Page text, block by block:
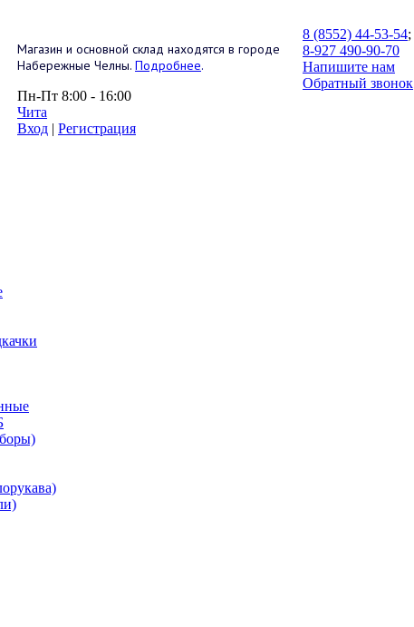
Магазин и основной склад находятся в городе
Набережные Челны. Подробнее.
Пн-Пт 8:00 - 16:00
Чита
Вход | Регистрация
8 (8552) 44-53-54;
8-927 490-90-70
Напишите нам
Обратный звонок